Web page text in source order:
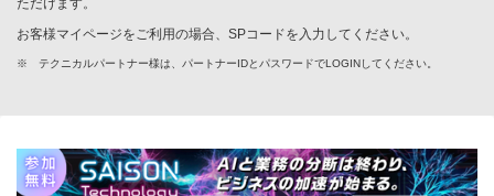
ただけます。
お客様マイページをご利用の場合、SPコードを入力してください。
※ テクニカルパートナー様は、パートナーIDとパスワードでLOGINしてください。